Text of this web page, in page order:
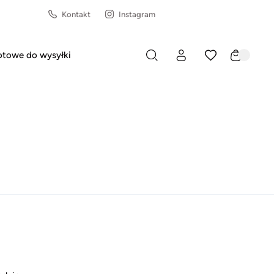
Kontakt Instagram
do wysyłki